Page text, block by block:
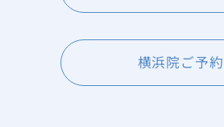
横浜院ご予約